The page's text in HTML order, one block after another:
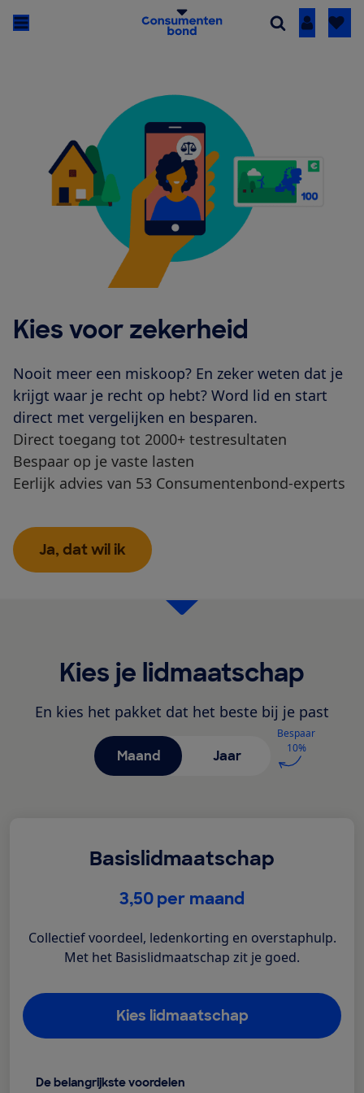
Inloggen
Kies voor zekerheid
Nooit meer een miskoop? En zeker weten dat je
krijgt waar je recht op hebt? Word lid en start
direct met vergelijken en besparen.
Direct toegang tot 2000+ testresultaten
Bespaar op je vaste lasten
Eerlijk advies van 53 Consumentenbond-experts
Ja, dat wil ik
Kies je lidmaatschap
En kies het pakket dat het beste bij je past
Maand Jaar
Bespaar
10%
Basislidmaatschap
€
3,50per maand
Collectief voordeel, ledenkorting en overstaphulp.
Met het Basislidmaatschap zit je goed.
Kies lidmaatschap
De belangrijkste voordelen